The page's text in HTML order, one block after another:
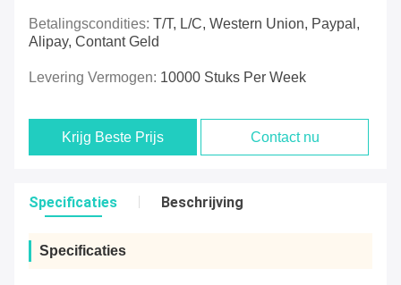
Betalingscondities: T/T, L/C, Western Union, Paypal,
Alipay, Contant Geld
Levering Vermogen: 10000 Stuks Per Week
Krijg Beste Prijs Contact nu
Specificaties Beschrijving
Specificaties